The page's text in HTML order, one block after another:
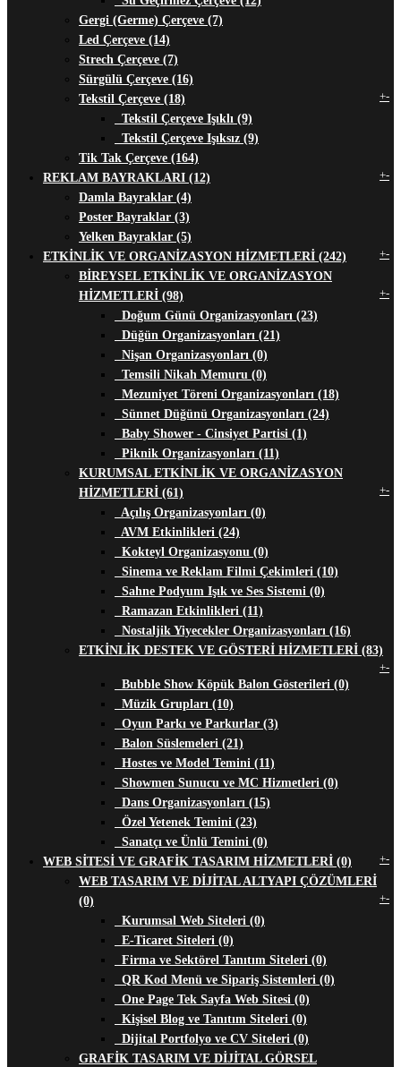
Gergi (Germe) Çerçeve (7)
Led Çerçeve (14)
Strech Çerçeve (7)
Sürgülü Çerçeve (16)
Tekstil Çerçeve (18)
+-
Tekstil Çerçeve Işıklı (9)
Tekstil Çerçeve Işıksız (9)
Tik Tak Çerçeve (164)
REKLAM BAYRAKLARI (12)
+-
Damla Bayraklar (4)
Poster Bayraklar (3)
Yelken Bayraklar (5)
ETKİNLİK VE ORGANİZASYON HİZMETLERİ (242)
+-
BİREYSEL ETKİNLİK VE ORGANİZASYON
HİZMETLERİ (98)
+-
Doğum Günü Organizasyonları (23)
Düğün Organizasyonları (21)
Nişan Organizasyonları (0)
Temsili Nikah Memuru (0)
Mezuniyet Töreni Organizasyonları (18)
Sünnet Düğünü Organizasyonları (24)
Baby Shower - Cinsiyet Partisi (1)
Piknik Organizasyonları (11)
KURUMSAL ETKİNLİK VE ORGANİZASYON
HİZMETLERİ (61)
+-
Açılış Organizasyonları (0)
AVM Etkinlikleri (24)
Kokteyl Organizasyonu (0)
Sinema ve Reklam Filmi Çekimleri (10)
Sahne Podyum Işık ve Ses Sistemi (0)
Ramazan Etkinlikleri (11)
Nostaljik Yiyecekler Organizasyonları (16)
ETKİNLİK DESTEK VE GÖSTERİ HİZMETLERİ (83)
+-
Bubble Show Köpük Balon Gösterileri (0)
Müzik Grupları (10)
Oyun Parkı ve Parkurlar (3)
Balon Süslemeleri (21)
Hostes ve Model Temini (11)
Showmen Sunucu ve MC Hizmetleri (0)
Dans Organizasyonları (15)
Özel Yetenek Temini (23)
Sanatçı ve Ünlü Temini (0)
WEB SİTESİ VE GRAFİK TASARIM HİZMETLERİ (0)
+-
WEB TASARIM VE DİJİTAL ALTYAPI ÇÖZÜMLERİ
(0)
+-
Kurumsal Web Siteleri (0)
E-Ticaret Siteleri (0)
Firma ve Sektörel Tanıtım Siteleri (0)
QR Kod Menü ve Sipariş Sistemleri (0)
One Page Tek Sayfa Web Sitesi (0)
Kişisel Blog ve Tanıtım Siteleri (0)
Dijital Portfolyo ve CV Siteleri (0)
GRAFİK TASARIM VE DİJİTAL GÖRSEL